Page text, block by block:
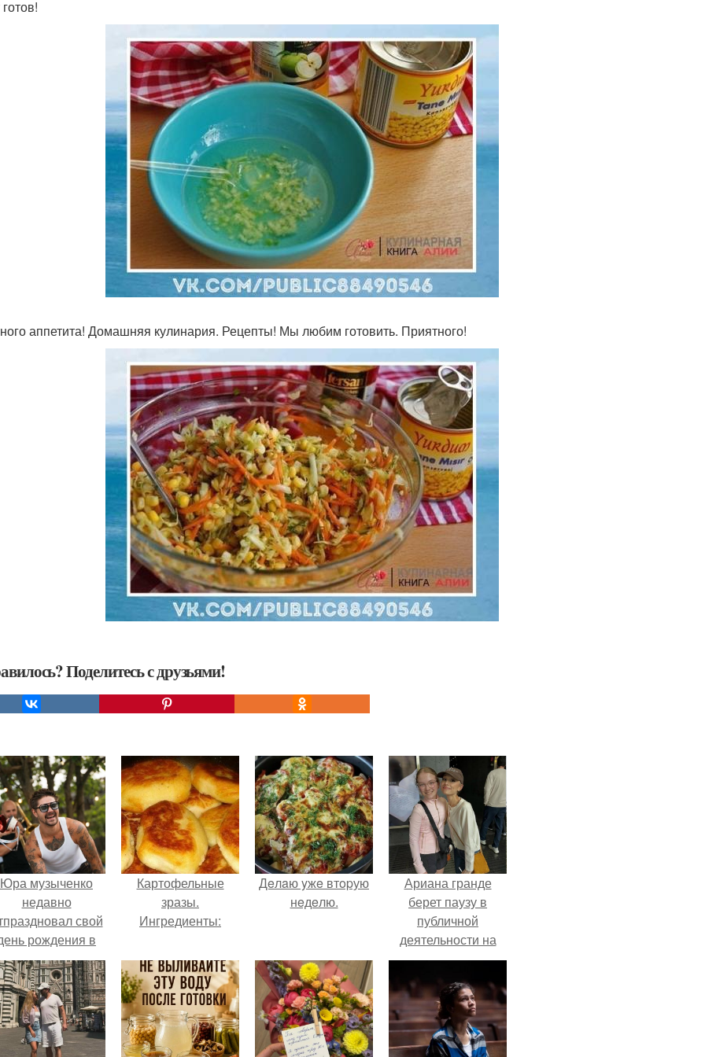
аппетита! Домашняя кулинария. Рецепты! Мы любим готовить. Приятного!
Поделитесь с друзьями!
Юра музыченко
недавно
свой
рождения в
кругу самых
и родных
людей.
Картофельные
зразы.
Ингредиенты:
Дeлaю yжe втopую
нeдeлю.
Ариана гранде
берет паузу в
публичной
деятельности на
фоне слухов о
своем здоровье.